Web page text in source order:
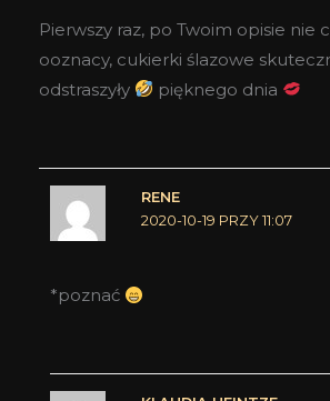
Pierwszy raz, po Twoim opisie nie
ooznacy, cukierki ślazowe
odstraszyły
pięknego dnia
RENE
2020-10-19 PRZY 11:07
*poznać